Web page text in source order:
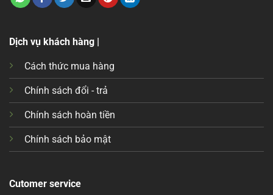
Dịch vụ khách hàng |
Cách thức mua hàng
Chính sách đổi - trả
Chính sách hoàn tiền
Chính sách bảo mật
Cutomer service